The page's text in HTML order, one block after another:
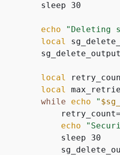
        sleep 30
echo "Deleting
local
local
local
while
echo "
echo
            sleep 30